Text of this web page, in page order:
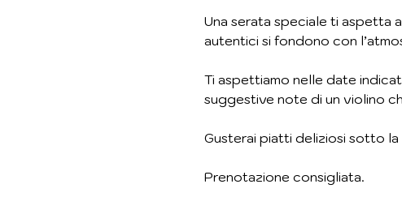
Una serata speciale ti aspetta
autentici si fondono con
Ti aspettiamo nelle date
suggestive note di un violino
Gusterai piatti deliziosi sotto la
Prenotazione consigliata.